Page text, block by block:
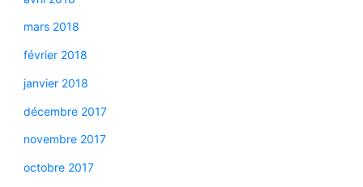
mars 2018
février 2018
janvier 2018
décembre 2017
novembre 2017
octobre 2017